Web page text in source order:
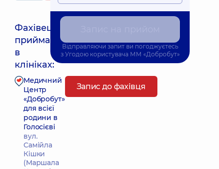
Фахівець
приймає
в
клініках:
Найближчий час прийому: 10.08.2026 9:30
Медичний
Центр
«Добробут»
для всієї
родини в
Голосієві
вул.
Самійла
Кішки
(Маршала
Запис до фахівця
Відправляючи запит ви погоджуєтесь
з Угодою користувача ММ «Добробут»